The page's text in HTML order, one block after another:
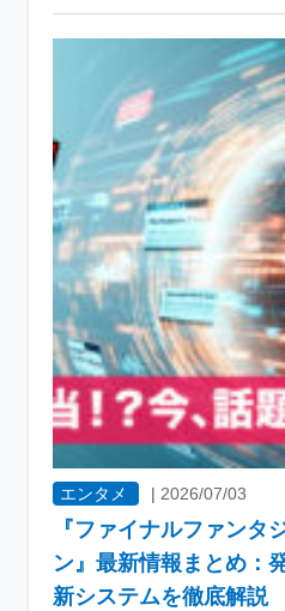
エンタメ | 2026/07/03
『ファイナルファンタ
ン』最新情報まとめ：
新システムを徹底解説